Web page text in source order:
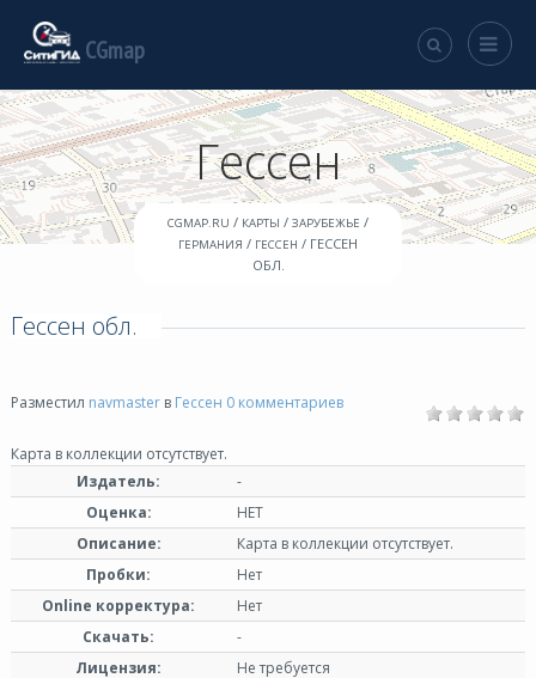
CGmap
Гессен
CGMAP.RU / КАРТЫ / ЗАРУБЕЖЬЕ /
ГЕРМАНИЯ / ГЕССЕН / ГЕССЕН
ОБЛ.
Гессен обл.
Разместил navmaster в Гессен 0 комментариев
Карта в коллекции отсутствует.
Издатель:
-
Оценка:
НЕТ
Описание:
Карта в коллекции отсутствует.
Пробки:
Нет
Online корректура:
Нет
Скачать:
-
Лицензия:
Не требуется